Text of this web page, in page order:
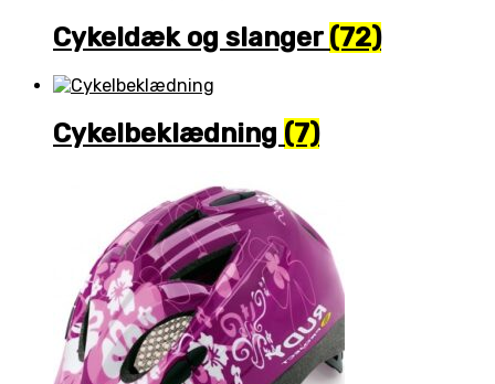
Cykeldæk og slanger (72)
Cykelbeklædning (7)